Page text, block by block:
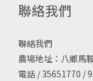
聯絡我們
聯絡我們
農場地址：八鄉馬
電話 / 35651770 /